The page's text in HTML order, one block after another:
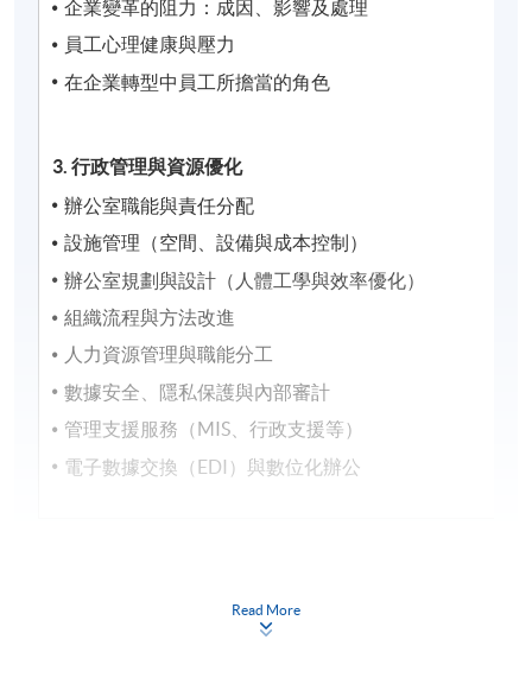
企業變革的阻力：成因、影響及處理
員工心理健康與壓力
在企業轉型中員工所擔當的角色
3. 行政管理與資源優化
辦公室職能與責任分配
設施管理（空間、設備與成本控制）
辦公室規劃與設計（人體工學與效率優化）
組織流程與方法改進
人力資源管理與職能分工
數據安全、隱私保護與內部審計
管理支援服務（MIS、行政支援等）
電子數據交換（EDI）與數位化辦公
Read More